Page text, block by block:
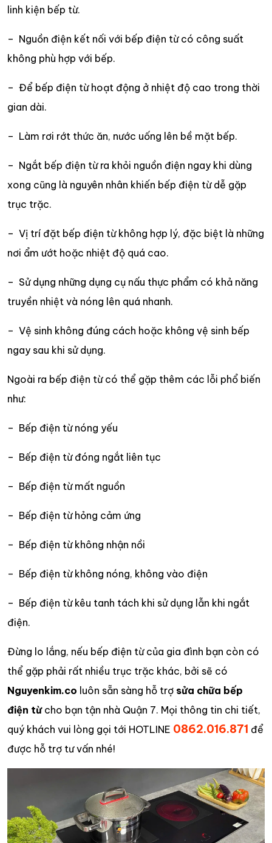
linh kiện bếp từ.
– Nguồn điện kết nối với bếp điện từ có công suất
không phù hợp với bếp.
– Để bếp điện từ hoạt động ở nhiệt độ cao trong thời
gian dài.
– Làm rơi rớt thức ăn, nước uống lên bề mặt bếp.
– Ngắt bếp điện từ ra khỏi nguồn điện ngay khi dùng
xong cũng là nguyên nhân khiến bếp điện từ dễ gặp
trục trặc.
– Vị trí đặt bếp điện từ không hợp lý, đặc biệt là những
nơi ẩm ướt hoặc nhiệt độ quá cao.
– Sử dụng những dụng cụ nấu thực phẩm có khả năng
truyền nhiệt và nóng lên quá nhanh.
– Vệ sinh không đúng cách hoặc không vệ sinh bếp
ngay sau khi sử dụng.
Ngoài ra bếp điện từ có thể gặp thêm các lỗi phổ biến
như:
– Bếp điện từ nóng yếu
– Bếp điện từ đóng ngắt liên tục
– Bếp điện từ mất nguồn
– Bếp điện từ hỏng cảm ứng
– Bếp điện từ không nhận nồi
– Bếp điện từ không nóng, không vào điện
– Bếp điện từ kêu tanh tách khi sử dụng lẫn khi ngắt
điện.
Đừng lo lắng, nếu bếp điện từ của gia đình bạn còn có
thể gặp phải rất nhiều trục trặc khác, bởi sẽ có
Nguyenkim.co luôn sẵn sàng hỗ trợ sửa chữa bếp
điện từcho bạn tận nhà Quận 7. Mọi thông tin chi tiết,
quý khách vui lòng gọi tới HOTLINE 0862.016.871 để
được hỗ trợ tư vấn nhé!